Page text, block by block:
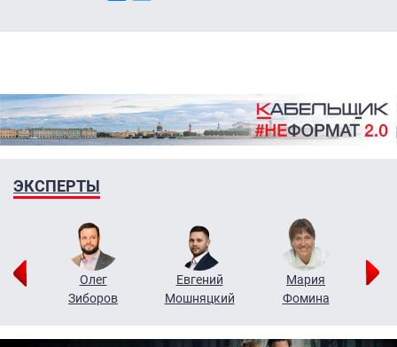
ЭКСПЕРТЫ
Олег
Зиборов
Евгений
Мошняцкий
Мария
Фомина